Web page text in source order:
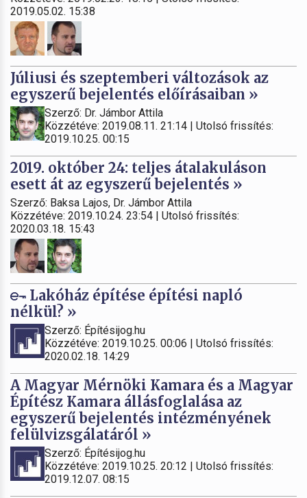
2019.05.02. 15:38
Júliusi és szeptemberi változások az
egyszerű bejelentés előírásaiban »
Szerző: Dr. Jámbor Attila
Közzétéve: 2019.08.11. 21:14 | Utolsó frissítés:
2019.10.25. 00:15
2019. október 24: teljes átalakuláson
esett át az egyszerű bejelentés »
Szerző: Baksa Lajos, Dr. Jámbor Attila
Közzétéve: 2019.10.24. 23:54 | Utolsó frissítés:
2020.03.18. 15:43
Lakóház építése építési napló
nélkül? »
Szerző: Építésijog.hu
Közzétéve: 2019.10.25. 00:06 | Utolsó frissítés:
2020.02.18. 14:29
A Magyar Mérnöki Kamara és a Magyar
Építész Kamara állásfoglalása az
egyszerű bejelentés intézményének
felülvizsgálatáról »
Szerző: Építésijog.hu
Közzétéve: 2019.10.25. 20:12 | Utolsó frissítés:
2019.12.07. 08:15